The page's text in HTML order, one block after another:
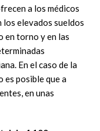
a los médicos
los elevados sueldos
en torno y en las
En el caso de la
es posible que a
en unas